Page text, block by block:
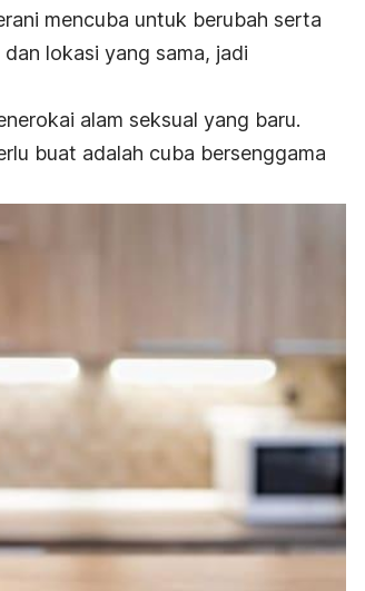
mencuba untuk berubah serta
lokasi yang sama, jadi
alam seksual yang baru.
buat adalah cuba bersenggama